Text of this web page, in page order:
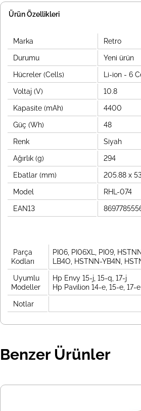
Ürün Özellikleri
Marka Retro
Durumu Yeni ürün
Hücreler (Cells) Li-ion - 6
Voltaj (V) 10.8
Kapasite (mAh) 4400
Güç (Wh) 48
Renk Siyah
Ağırlık (g) 294
Ebatlar (mm) 205.88 x
Model RHL-074
EAN13
Parça
Kodları
PI06, PI06XL, PI09,
LB4O, HSTNN-YB4N,
Uyumlu
Modeller
Hp Envy 15-j, 15-q, 17-j
Hp Pavilion 14-e, 15-e, 17-e
Notlar
Benzer Ürünler